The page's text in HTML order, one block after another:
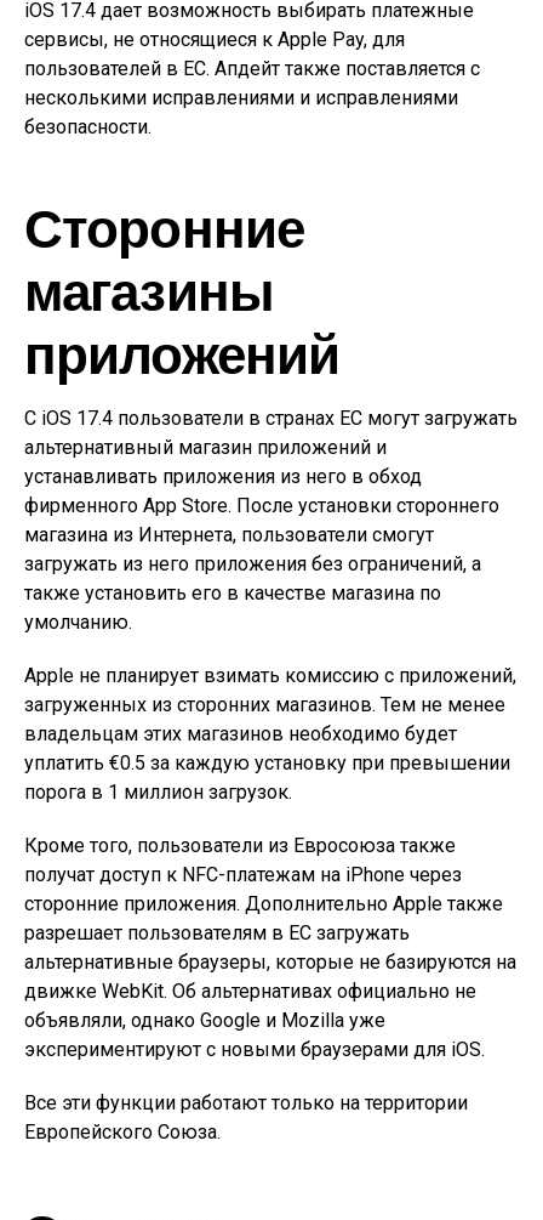
iOS 17.4 дает возможность выбирать платежные
сервисы, не относящиеся к Apple Pay, для
пользователей в ЕС. Апдейт также поставляется с
несколькими исправлениями и исправлениями
безопасности.
Сторонние
магазины
приложений
С iOS 17.4 пользователи в странах ЕС могут загружать
альтернативный магазин приложений и
устанавливать приложения из него в обход
фирменного App Store. После установки стороннего
магазина из Интернета, пользователи смогут
загружать из него приложения без ограничений, а
также установить его в качестве магазина по
умолчанию.
Apple не планирует взимать комиссию с приложений,
загруженных из сторонних магазинов. Тем не менее
владельцам этих магазинов необходимо будет
уплатить €0.5 за каждую установку при превышении
порога в 1 миллион загрузок.
Кроме того, пользователи из Евросоюза также
получат доступ к NFC-платежам на iPhone через
сторонние приложения. Дополнительно Apple также
разрешает пользователям в ЕС загружать
альтернативные браузеры, которые не базируются на
движке WebKit. Об альтернативах официально не
объявляли, однако Google и Mozilla уже
экспериментируют с новыми браузерами для iOS.
Все эти функции работают только на территории
Европейского Союза.